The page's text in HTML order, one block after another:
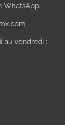
WhatsApp.
au vendredi :